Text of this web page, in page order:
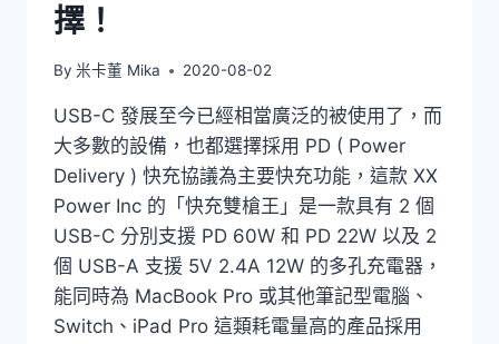
擇！
By 米卡董 Mika 2020-08-02
USB-C 發展至今已經相當廣泛的被使用了，而
大多數的設備，也都選擇採用 PD ( Power
Delivery ) 快充協議為主要快充功能，這款 XX
Power Inc 的「快充雙槍王」是一款具有 2 個
USB-C 分別支援 PD 60W 和 PD 22W 以及 2
個 USB-A 支援 5V 2.4A 12W 的多孔充電器，
能同時為 MacBook Pro 或其他筆記型電腦、
Switch、iPad Pro 這類耗電量高的產品採用